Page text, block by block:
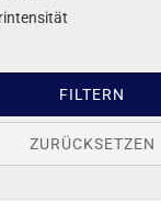
FILTERN
ZURÜCKSETZEN